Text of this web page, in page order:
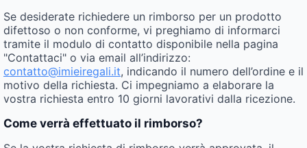
Se desiderate richiedere un rimborso per un prodotto
difettoso o non conforme, vi preghiamo di informarci
tramite il modulo di contatto disponibile nella pagina
"Contattaci" o via email all’indirizzo:
contatto@imieiregali.it, indicando il numero dell’ordine e il
motivo della richiesta. Ci impegniamo a elaborare la
vostra richiesta entro 10 giorni lavorativi dalla ricezione.
Come verrà effettuato il rimborso?